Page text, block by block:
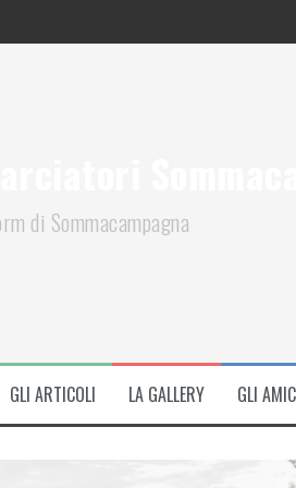
di Sommacampagna
GLI ARTICOLI LA GALLERY GLI